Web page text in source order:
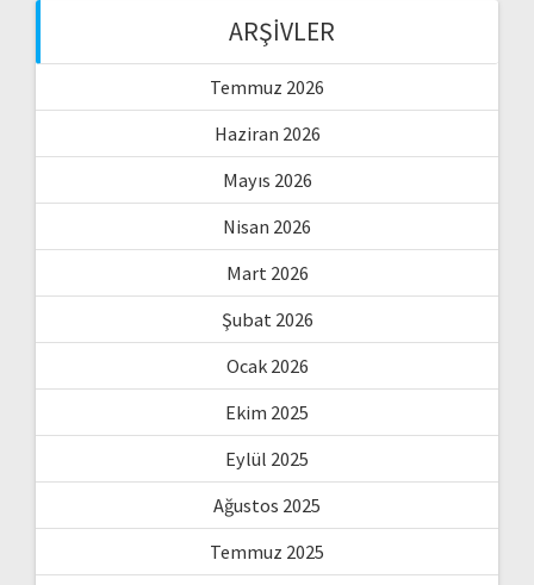
ARŞIVLER
Temmuz 2026
Haziran 2026
Mayıs 2026
Nisan 2026
Mart 2026
Şubat 2026
Ocak 2026
Ekim 2025
Eylül 2025
Ağustos 2025
Temmuz 2025